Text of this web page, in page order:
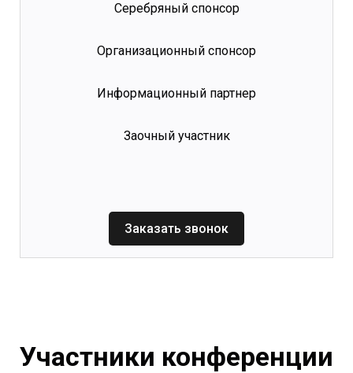
Серебряный спонсор
Организационный спонсор
Информационный партнер
Заочный участник
Заказать звонок
Участники конференции